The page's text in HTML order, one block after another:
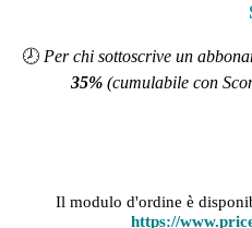
🕗 Per chi sottoscrive un
35%(cumulabile con
Il modulo d'ordine è
https://